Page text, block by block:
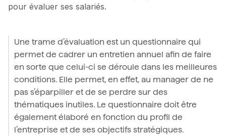
pour évaluer ses salariés.
Une trame d’évaluation est un questionnaire qui
permet de cadrer un entretien annuel afin de faire
en sorte que celui-ci se déroule dans les meilleures
conditions. Elle permet, en effet, au manager de ne
pas s’éparpiller et de se perdre sur des
thématiques inutiles. Le questionnaire doit être
également élaboré en fonction du profil de
l’entreprise et de ses objectifs stratégiques.